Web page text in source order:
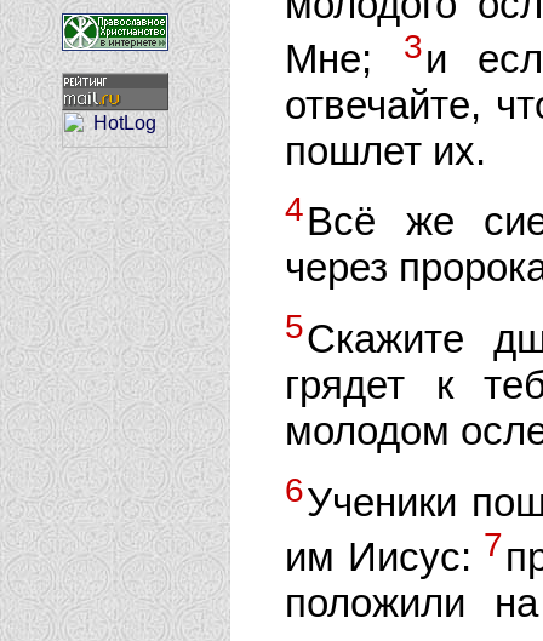
Мне;
3и
отвечайте,
пошлет их.
4Всё же
через
5Скажите
грядет к
молодом
6Ученики
им Иисус: 7
положили